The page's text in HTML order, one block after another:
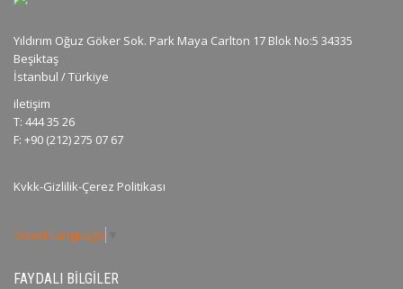
Yıldırım Oğuz Göker Sok. Park Maya Carlton 17 Blok No:5 34335
Beşiktaş
İstanbul / Türkiye
iletişim
T: 444 35 26
F: +90 (212) 275 07 67
Kvkk-Gizlilik-Çerez Politikası
Select Language
FAYDALI BILGILER